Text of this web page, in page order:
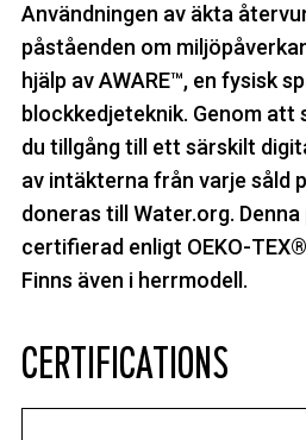
Användningen av äkta
påståenden om
hjälp av AWARE™, en fysisk
blockkedjeteknik. Genom att
du tillgång till ett särskilt
av intäkterna från varje såld
doneras till Water.org.
certifierad enligt OEKO-TEX®
Finns även i herrmodell.
CERTIFICATIONS